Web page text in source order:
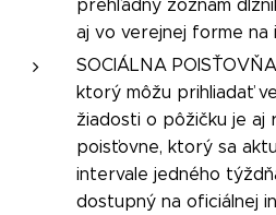
prehľadný zoznam
aj vo verejnej forme na
SOCIÁLNA
ktorý môžu prihliadať
žiadosti o pôžičku je aj
poisťovne, ktorý sa
intervale jedného
dostupný na oficiálnej